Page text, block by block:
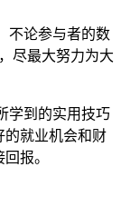
不论参与者的数
尽最大努力为大
学到的实用技巧
的就业机会和财
报。